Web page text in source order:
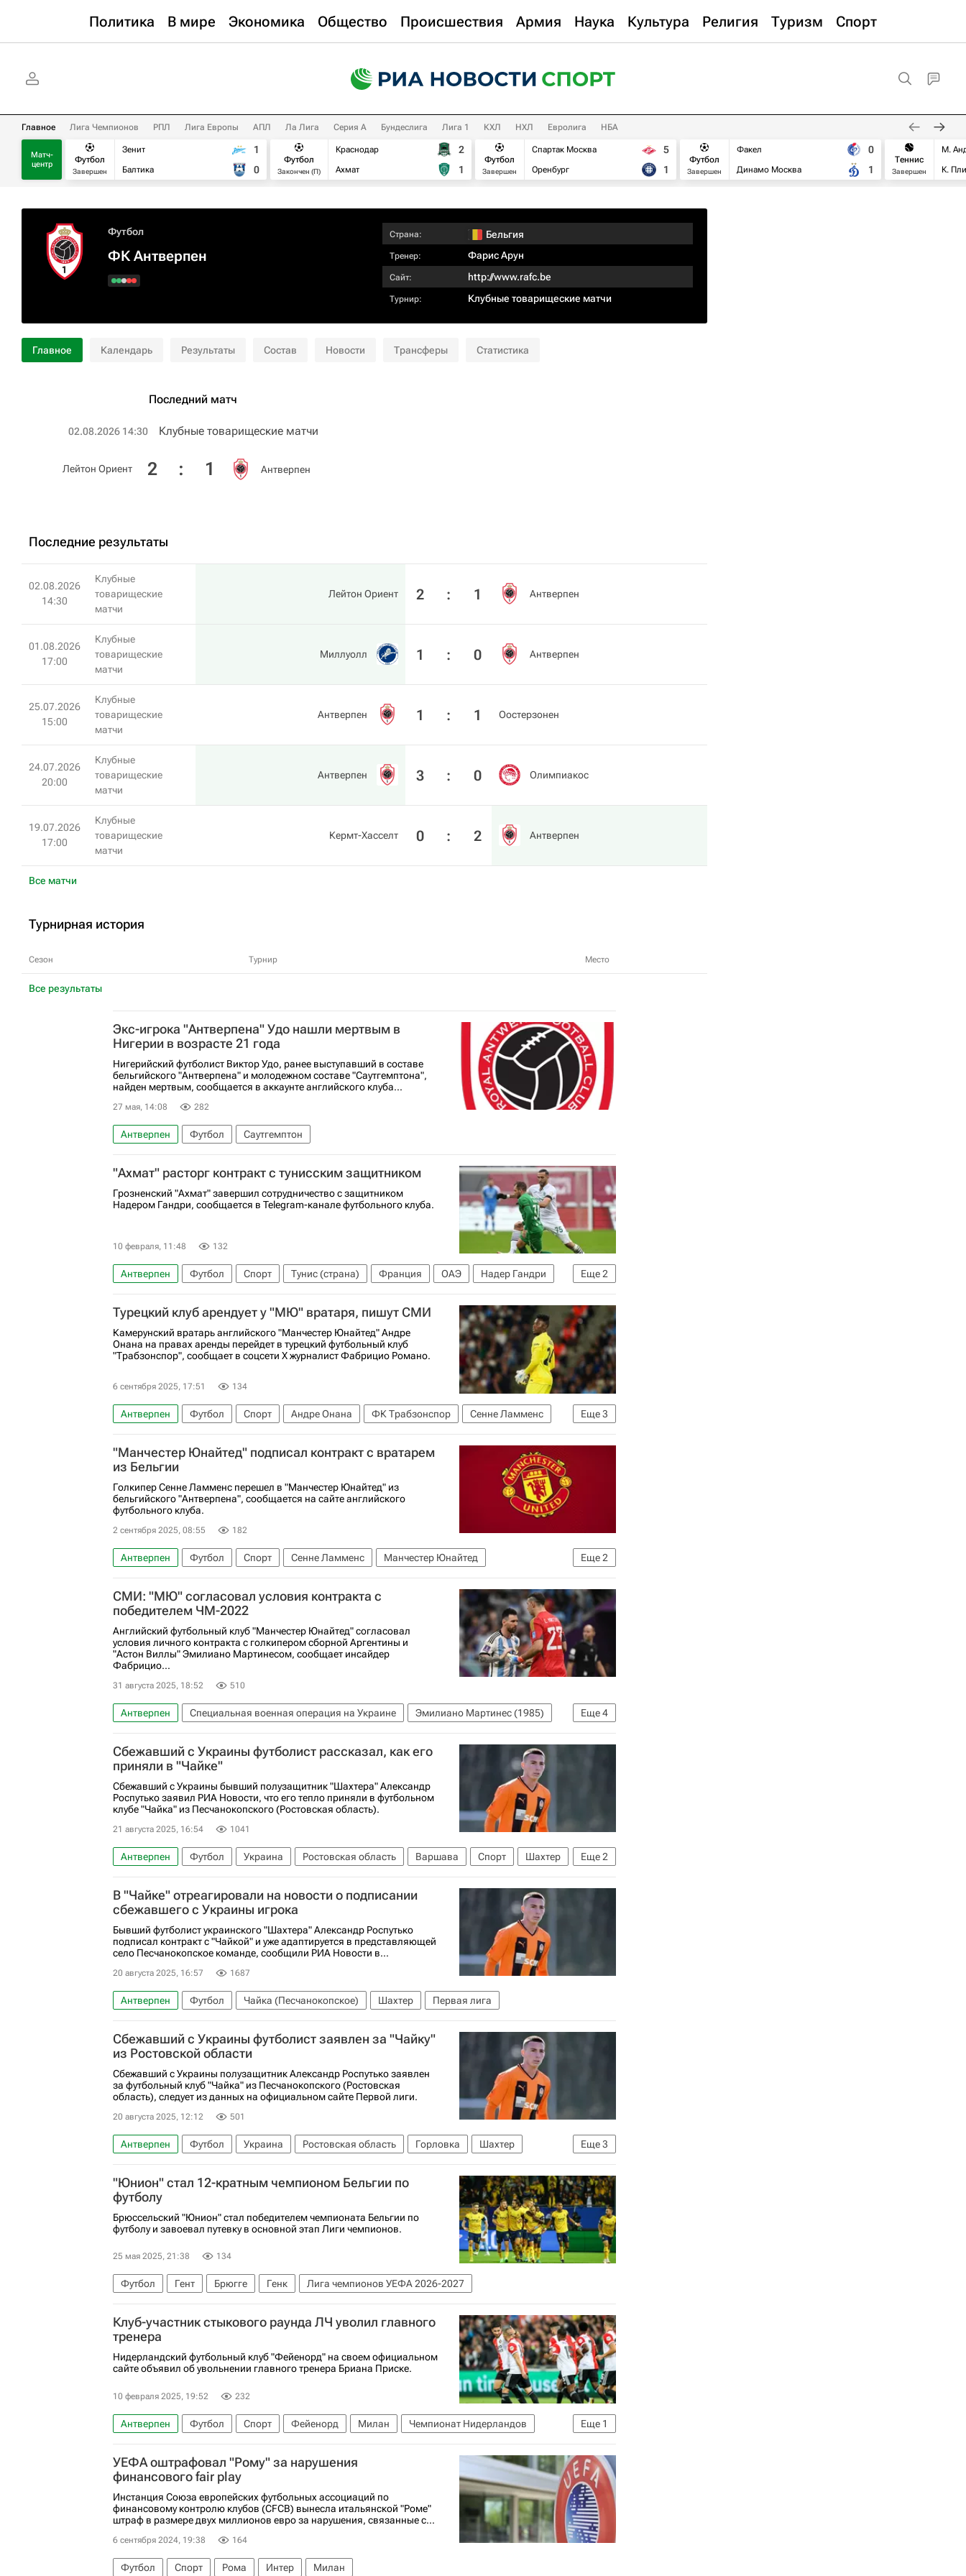
Политика В мире Экономика Общество Происшествия Армия Наука Культура Религия Туризм Спорт
Главное Лига Чемпионов РПЛ Лига Европы АПЛ Ла Лига Серия А Бундеслига Лига 1 КХЛ НХЛ Евролига НБА
Матч-
центр
Футбол
Завершен
Зенит
Балтика
1
0
Футбол
Закончен (П)
Краснодар
Ахмат
2
1
Футбол
Завершен
Спартак Москва
Оренбург
5
1
Футбол
Завершен
Факел
Динамо Москва
0
1
Теннис
Завершен
М.
К.
Футбол
ФК Антверпен
Страна: Бельгия
Тренер: Фарис Арун
Сайт: http://www.rafc.be
Турнир: Клубные товарищеские матчи
Главное Календарь Результаты Состав Новости Трансферы Статистика
Последний матч
02.08.2026 14:30 Клубные товарищеские матчи
Лейтон Ориент 2 : 1 Антверпен
Последние результаты
Все матчи
02.08.2026
14:30
Клубные
товарищеские
матчи
Лейтон Ориент 2 : 1 Антверпен
01.08.2026
17:00
Клубные
товарищеские
матчи
Миллуолл 1 : 0 Антверпен
25.07.2026
15:00
Клубные
товарищеские
матчи
Антверпен 1 : 1 Оостерзонен
24.07.2026
20:00
Клубные
товарищеские
матчи
Антверпен 3 : 0 Олимпиакос
19.07.2026
17:00
Клубные
товарищеские
матчи
Кермт-Хасселт 0 : 2 Антверпен
Турнирная история
Сезон Турнир Место
Все результаты
Экс-игрока "Антверпена" Удо нашли мертвым в
Нигерии в возрасте 21 года
Нигерийский футболист Виктор Удо, ранее выступавший в составе
бельгийского "Антверпена" и молодежном составе "Саутгемптона",
найден мертвым, сообщается в аккаунте английского клуба...
27 мая, 14:08 282
Антверпен Футбол Саутгемптон
"Ахмат" расторг контракт с тунисским защитником
Грозненский "Ахмат" завершил сотрудничество с защитником
Надером Гандри, сообщается в Telegram-канале футбольного клуба.
10 февраля, 11:48 132
Еще2
Антверпен Футбол Спорт Тунис (страна) Франция ОАЭ
Надер Гандри
Ахмат
Вестерло
Турецкий клуб арендует у "МЮ" вратаря, пишут СМИ
Камерунский вратарь английского "Манчестер Юнайтед" Андре
Онана на правах аренды перейдет в турецкий футбольный клуб
"Трабзонспор", сообщает в соцсети Х журналист Фабрицио Романо.
6 сентября 2025, 17:51 134
Еще3
Антверпен Футбол Спорт Андре Онана ФК Трабзонспор
Сенне Ламменс
Манчестер Юнайтед
Трансферы в АПЛ АПЛ 2026-2027 (Чемпионат Англии по футболу)
"Манчестер Юнайтед" подписал контракт с вратарем
из Бельгии
Голкипер Сенне Ламменс перешел в "Манчестер Юнайтед" из
бельгийского "Антверпена", сообщается на сайте английского
футбольного клуба.
2 сентября 2025, 08:55 182
Еще2
Антверпен Футбол Спорт Сенне Ламменс
Манчестер Юнайтед
АПЛ 2026-2027 (Чемпионат Англии по футболу)
Трансферы в АПЛ
СМИ: "МЮ" согласовал условия контракта с
победителем ЧМ-2022
Английский футбольный клуб "Манчестер Юнайтед" согласовал
условия личного контракта с голкипером сборной Аргентины и
"Астон Виллы" Эмилиано Мартинесом, сообщает инсайдер
Фабрицио...
31 августа 2025, 18:52 510
Еще4
Антверпен Специальная военная операция на Украине
Эмилиано Мартинес (1985)
Сенне Ламменс
Астон Вилла Манчестер Юнайтед Спорт
Сбежавший с Украины футболист рассказал, как его
приняли в "Чайке"
Сбежавший с Украины бывший полузащитник "Шахтера" Александр
Роспутько заявил РИА Новости, что его тепло приняли в футбольном
клубе "Чайка" из Песчанокопского (Ростовская область).
21 августа 2025, 16:54 1041
Еще2
Антверпен Футбол Украина Ростовская область Варшава Спорт
Шахтер
Чайка (Песчанокопское)
Первая лига
В "Чайке" отреагировали на новости о подписании
сбежавшего с Украины игрока
Бывший футболист украинского "Шахтера" Александр Роспутько
подписал контракт с "Чайкой" и уже адаптируется в представляющей
село Песчанокопское команде, сообщили РИА Новости в...
20 августа 2025, 16:57 1687
Антверпен Футбол Чайка (Песчанокопское) Шахтер Первая лига
Сбежавший с Украины футболист заявлен за "Чайку"
из Ростовской области
Сбежавший с Украины полузащитник Александр Роспутько заявлен
за футбольный клуб "Чайка" из Песчанокопского (Ростовская
область), следует из данных на официальном сайте Первой лиги.
20 августа 2025, 12:12 501
Еще3
Антверпен Футбол Украина Ростовская область Горловка
Шахтер
Чайка (Песчанокопское)
Первая лига Спорт
"Юнион" стал 12-кратным чемпионом Бельгии по
футболу
Брюссельский "Юнион" стал победителем чемпионата Бельгии по
футболу и завоевал путевку в основной этап Лиги чемпионов.
25 мая 2025, 21:38 134
Футбол Гент Брюгге Генк Лига чемпионов УЕФА 2026-2027
Клуб-участник стыкового раунда ЛЧ уволил главного
тренера
Нидерландский футбольный клуб "Фейенорд" на своем официальном
сайте объявил об увольнении главного тренера Бриана Приске.
10 февраля 2025, 19:52 232
Еще 1
Антверпен Футбол Спорт Фейенорд Милан
Чемпионат Нидерландов
Лига чемпионов УЕФА 2026-2027
УЕФА оштрафовал "Рому" за нарушения
финансового fair play
Инстанция Союза европейских футбольных ассоциаций по
финансовому контролю клубов (CFCB) вынесла итальянской "Роме"
штраф в размере двух миллионов евро за нарушения, связанные с...
6 сентября 2024, 19:38 164
Футбол Спорт Рома Интер Милан